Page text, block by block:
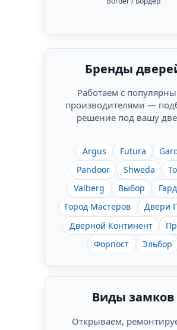
Бренды
Работаем с
производителями —
решение под вашу
Argus Futura
Pandoor
Shweda
Valberg
Выбор
Город Мастеров
Двери
Дверной Континент
Форпост
Эльбор
Виды замков
Открываем,